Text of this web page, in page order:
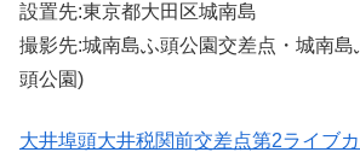
設置先:東京都大田区城南島
撮影先:城南島ふ頭公園交差点・城南
頭公園)
大井埠頭大井税関前交差点第2ライブ